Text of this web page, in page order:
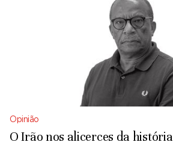
Opinião
O Irão nos alicerces da história